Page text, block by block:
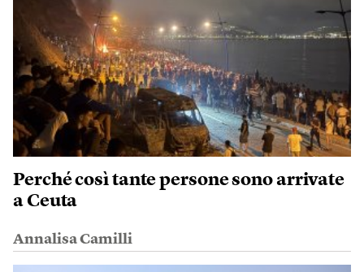
Perché così tante persone sono arrivate
a Ceuta
Annalisa Camilli